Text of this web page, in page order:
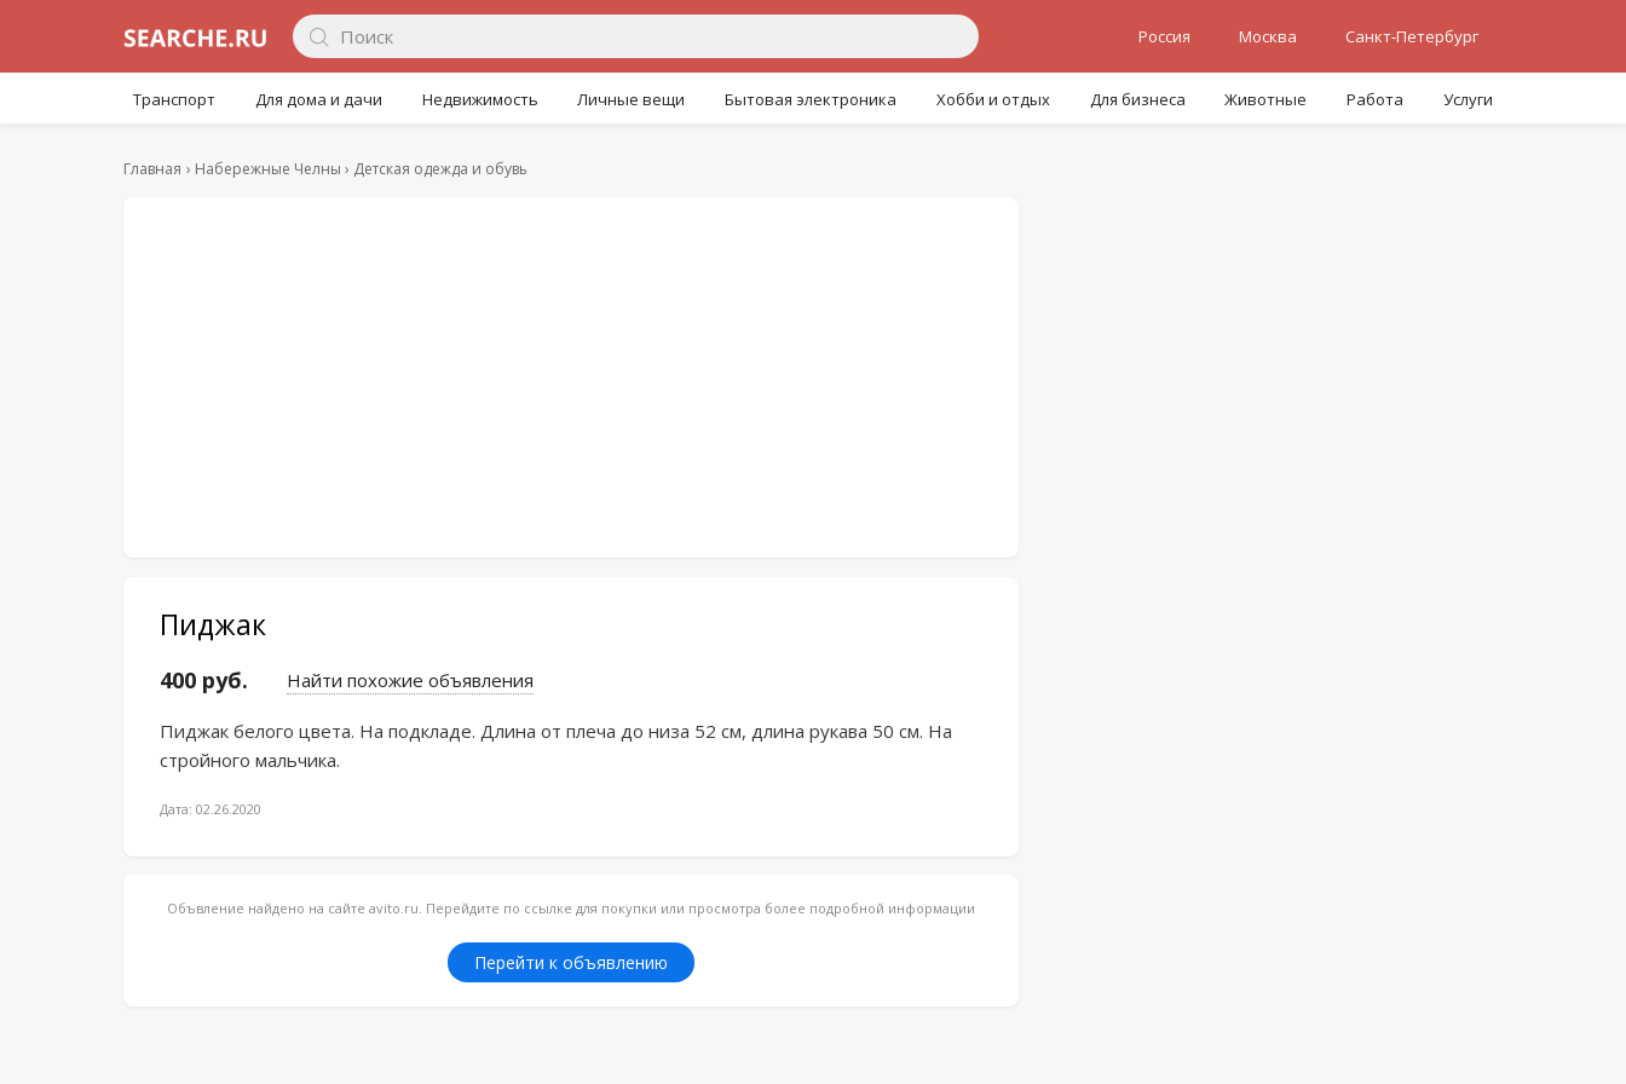
Россия Москва Санкт-Петербург
Транспорт Для дома и дачи Недвижимость Личные вещи Бытовая электроника Хобби и отдых Для бизнеса Животные Работа Услуги
Главная Набережные Челны Детская одежда и обувь
Пиджак
400 руб. Найти похожие объявления
Пиджак белого цвета. На подкладе. Длина от плеча до низа 52 см, длина рукава 50 см. На
стройного мальчика.
Дата: 02.26.2020
Объвление найдено на сайте avito.ru. Перейдите по ссылке для покупки или просмотра более подробной информации
Перейти к объявлению